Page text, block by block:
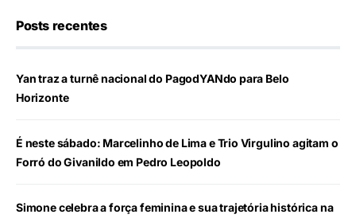
Posts recentes
Yan traz a turnê nacional do PagodYANdo para Belo
Horizonte
É neste sábado: Marcelinho de Lima e Trio Virgulino agitam o
Forró do Givanildo em Pedro Leopoldo
Simone celebra a força feminina e sua trajetória histórica na